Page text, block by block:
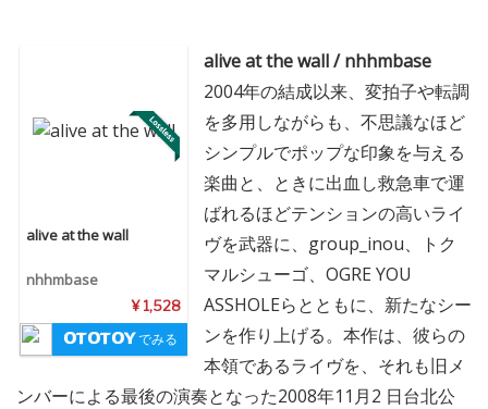
alive at the wall
nhhmbase
¥ 1,528
でみる
alive at the wall / nhhmbase
2004年の結成以来、変拍子や転調
を多用しながらも、不思議なほど
シンプルでポップな印象を与える
楽曲と、ときに出血し救急車で運
ばれるほどテンションの高いライ
ヴを武器に、group_inou、トク
マルシューゴ、OGRE YOU
ASSHOLEらとともに、新たなシー
ンを作り上げる。本作は、彼らの
本領であるライヴを、それも旧メ
ンバーによる最後の演奏となった2008年11月2 日台北公